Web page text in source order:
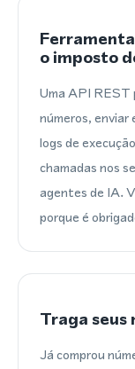
o imposto
Uma API REST
números, enviar
logs de
chamadas nos
agentes de IA.
porque é
Traga seus
Já comprou